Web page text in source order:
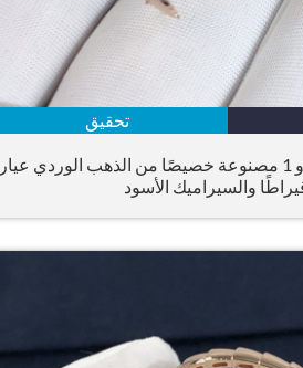
تحقيق
أقراط بولغاري بي.زيرو 1 مصنوعة خصيصًا من الذهب الوردي عيار